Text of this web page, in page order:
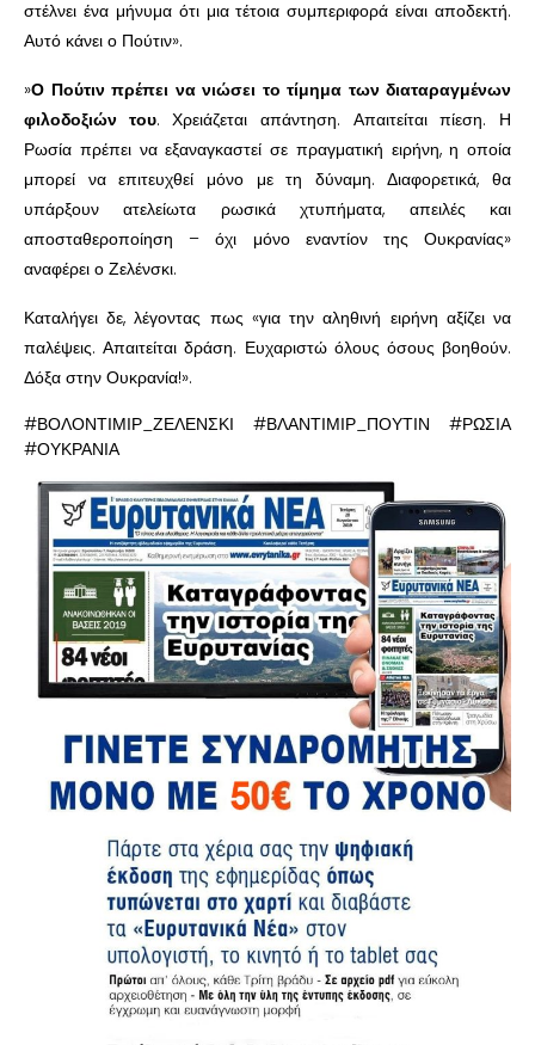
στέλνει ένα μήνυμα ότι μια τέτοια συμπεριφορά είναι αποδεκτή.
Αυτό κάνει ο Πούτιν».
»Ο Πούτιν πρέπει να νιώσει το τίμημα των διαταραγμένων
φιλοδοξιών του. Χρειάζεται απάντηση. Απαιτείται πίεση. Η
Ρωσία πρέπει να εξαναγκαστεί σε πραγματική ειρήνη, η οποία
μπορεί να επιτευχθεί μόνο με τη δύναμη. Διαφορετικά, θα
υπάρξουν ατελείωτα ρωσικά χτυπήματα, απειλές και
αποσταθεροποίηση – όχι μόνο εναντίον της Ουκρανίας»
αναφέρει ο Ζελένσκι.
Καταλήγει δε, λέγοντας πως «για την αληθινή ειρήνη αξίζει να
παλέψεις. Απαιτείται δράση. Ευχαριστώ όλους όσους βοηθούν.
Δόξα στην Ουκρανία!».
#ΒΟΛΟΝΤΙΜΙΡ_ΖΕΛΕΝΣΚΙ #ΒΛΑΝΤΙΜΙΡ_ΠΟΥΤΙΝ #ΡΩΣΙΑ
#ΟΥΚΡΑΝΙΑ